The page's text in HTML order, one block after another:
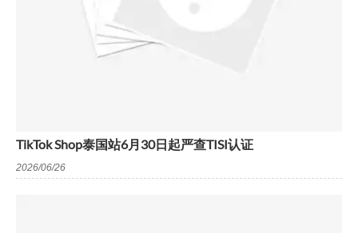
TikTok Shop泰国站6月30日起严查TISI认证
2026/06/26